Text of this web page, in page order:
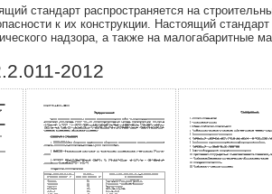
стандарт распространяется на
к их конструкции. Настоящий
надзора, а также на малогабаритные
2012